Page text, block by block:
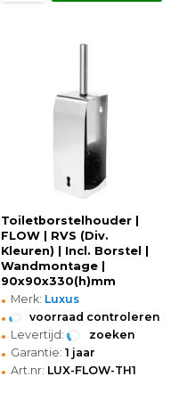
Toiletborstelhouder |
FLOW | RVS (Div.
Kleuren) | Incl. Borstel |
Wandmontage |
90x90x330(h)mm
• Merk: Luxus
• voorraad controleren
• Levertijd: zoeken
• Garantie: 1 jaar
• Art.nr: LUX-FLOW-TH1